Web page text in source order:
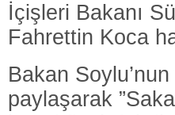
İçişleri Bakanı
Fahrettin Koca
Bakan
paylaşarak